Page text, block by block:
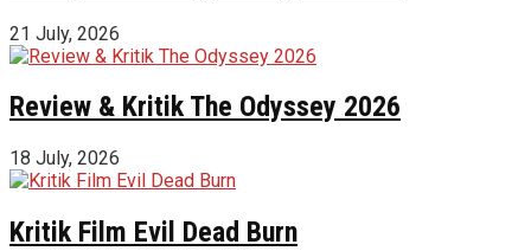
21 July, 2026
Review & Kritik The Odyssey 2026
18 July, 2026
Kritik Film Evil Dead Burn